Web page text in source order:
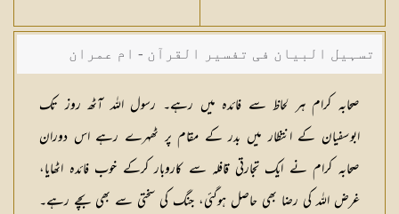
تسہیل البیان فی تفسیر القرآن - ام عمران
شکیلہ بنت میاں فضل حسین
صحابہ کرام ہر لحاظ سے فائدہ میں رہے۔ رسول اللہ آٹھ روز تک
ابوسفیان کے انتظار میں بدر کے مقام پر ٹھہرے رہے اس دوران
صحابہ کرام نے ایک تجارتی قافلہ سے کاروبار کرکے خوب فائدہ اٹھایا،
غرض اللہ کی رضا بھی حاصل ہوگئی، جنگ کی سختی سے بھی بچے رہے۔